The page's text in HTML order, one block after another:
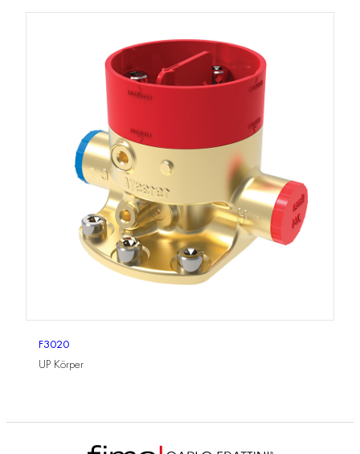
F3020
UP Körper